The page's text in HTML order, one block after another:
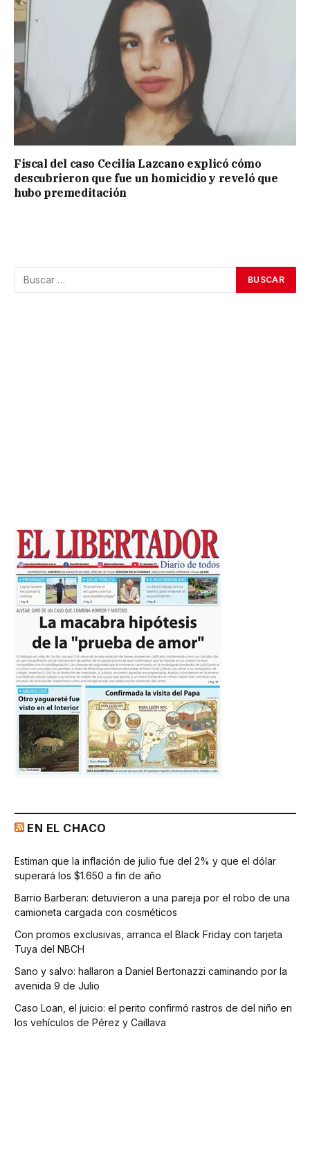
Fiscal del caso Cecilia Lazcano explicó cómo
descubrieron que fue un homicidio y reveló que
hubo premeditación
EN EL CHACO
Estiman que la inflación de julio fue del 2% y que el dólar
superará los $1.650 a fin de año
Barrio Barberan: detuvieron a una pareja por el robo de una
camioneta cargada con cosméticos
Con promos exclusivas, arranca el Black Friday con tarjeta
Tuya del NBCH
Sano y salvo: hallaron a Daniel Bertonazzi caminando por la
avenida 9 de Julio
Caso Loan, el juicio: el perito confirmó rastros de del niño en
los vehículos de Pérez y Caillava